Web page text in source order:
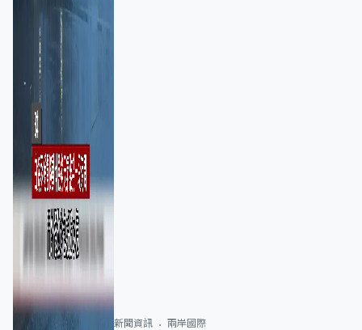
新聞資訊 兩岸國際